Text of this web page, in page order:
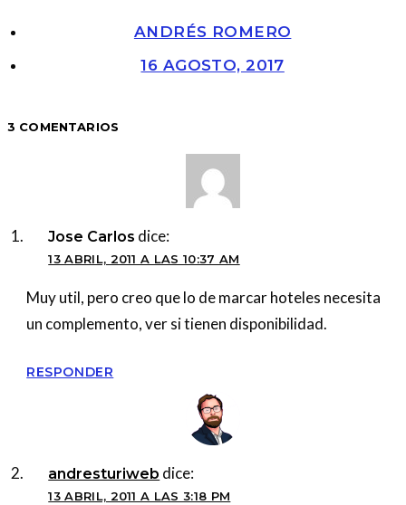
ANDRÉS ROMERO
16 AGOSTO, 2017
3 COMENTARIOS
Jose Carlos dice:
13 ABRIL, 2011 A LAS 10:37 AM
Muy util, pero creo que lo de marcar hoteles necesita
un complemento, ver si tienen disponibilidad.
RESPONDER
andresturiweb dice:
13 ABRIL, 2011 A LAS 3:18 PM